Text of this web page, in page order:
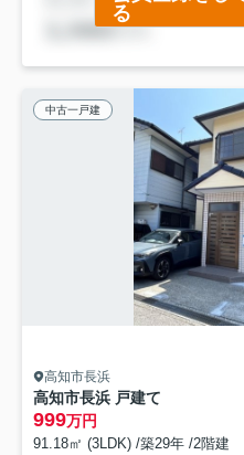
る
中古一戸建
高知市長浜
高知市長浜 戸建て
999万円
91.18㎡ (3LDK) /築29年 /2階建